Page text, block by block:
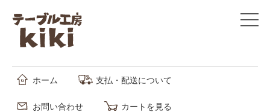
ホーム 支払・配送について
お問い合わせ カートを見る